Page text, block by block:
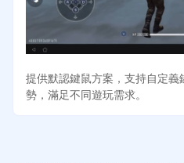
提供默認鍵鼠方案，支持自定
勢，滿足不同遊玩需求。